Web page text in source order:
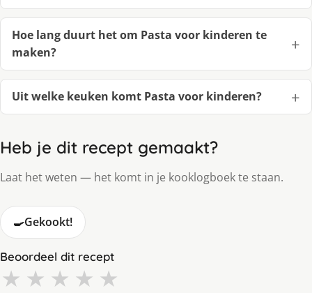
Hoe lang duurt het om Pasta voor kinderen te
maken?
Uit welke keuken komt Pasta voor kinderen?
Heb je dit recept gemaakt?
Laat het weten — het komt in je kooklogboek te staan.
🍳Gekookt!
Beoordeel dit recept
★ ★ ★ ★ ★